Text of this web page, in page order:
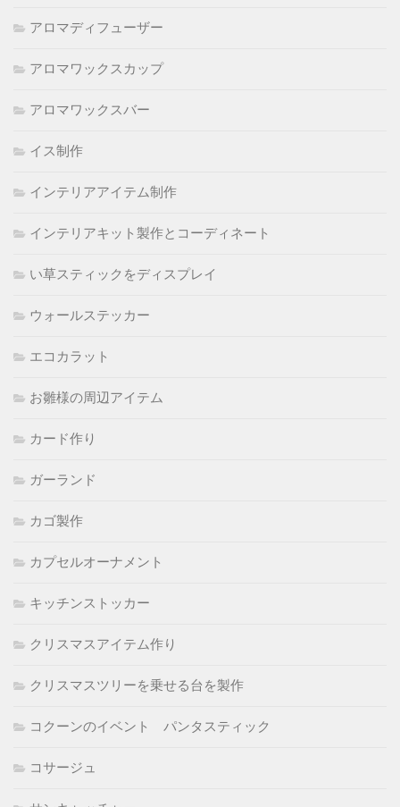
アロマディフューザー
アロマワックスカップ
アロマワックスバー
イス制作
インテリアアイテム制作
インテリアキット製作とコーディネート
い草スティックをディスプレイ
ウォールステッカー
エコカラット
お雛様の周辺アイテム
カード作り
ガーランド
カゴ製作
カプセルオーナメント
キッチンストッカー
クリスマスアイテム作り
クリスマスツリーを乗せる台を製作
コクーンのイベント パンタスティック
コサージュ